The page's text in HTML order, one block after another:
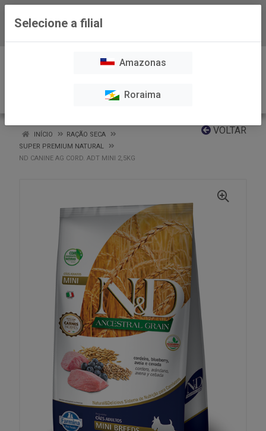
VOLTAR
INÍCIO
RAÇÃO SECA
SUPER PREMIUM NATURAL
ND CANINE AG CORD. ADT MINI 2,5KG
Selecione a filial
Amazonas
Roraima